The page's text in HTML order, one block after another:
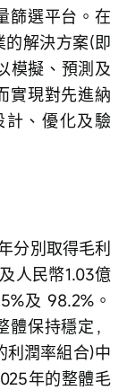
篩選平台。在
的解決方案(即
模擬、預測及
實現對先進納
、優化及驗
分別取得毛利
人民幣1.03億
及 98.2%。
保持穩定，
利潤率組合)中
年的整體毛